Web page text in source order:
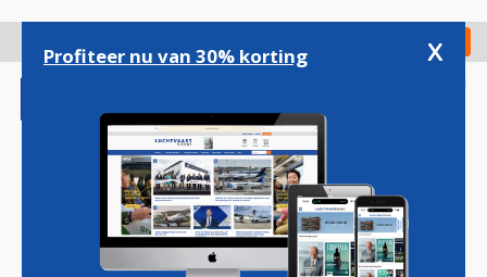
gaan
Check in
Magazine Podcasts Vacatures
Profiteer nu van 30% korting x